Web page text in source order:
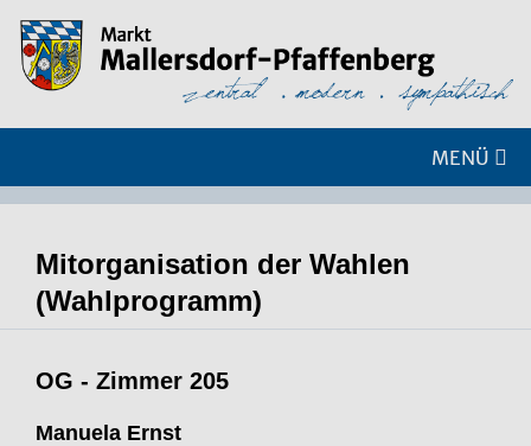
MENÜ
Mitorganisation der Wahlen
(Wahlprogramm)
OG - Zimmer 205
Manuela Ernst